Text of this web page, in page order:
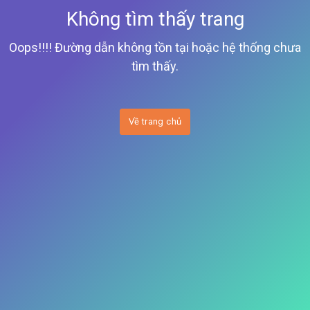
Không tìm thấy trang
Oops!!!! Đường dẫn không tồn tại hoặc hệ thống chưa
tìm thấy.
Về trang chủ